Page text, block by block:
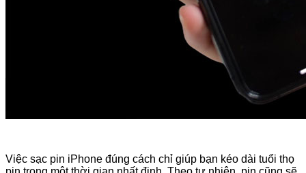
Việc sạc pin iPhone đúng cách chỉ giúp bạn kéo dài tuổi thọ